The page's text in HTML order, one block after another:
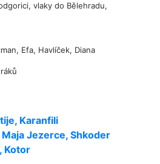
vlaky do Bělehradu,
Efa, Havlíček, Diana
Karanfili
Jezerce, Shkoder
Kotor